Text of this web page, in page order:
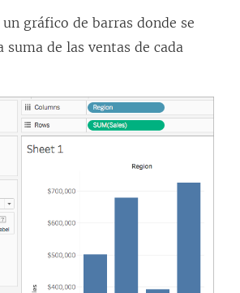
un gráfico de barras donde se
suma de las ventas de cada